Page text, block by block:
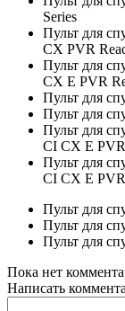
Series
Пульт для
CX PVR
Пульт для
CX E PVR
Пульт для
Пульт для
Пульт для
CI CX E
Пульт для
CI CX E
Пульт для
Пульт для
Пульт для
Пока нет
Написать